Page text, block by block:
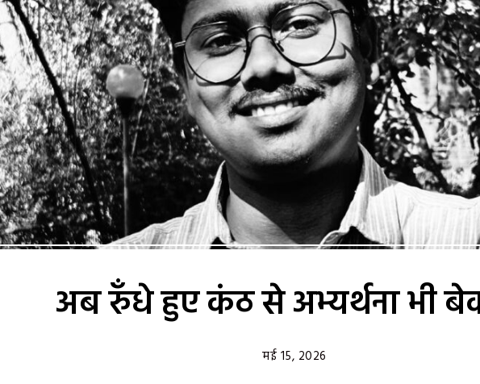
अब रुँधे हुए कंठ से अभ्यर्थना भी
मई 15, 2026